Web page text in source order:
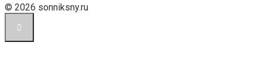
© 2026 sonniksny.ru